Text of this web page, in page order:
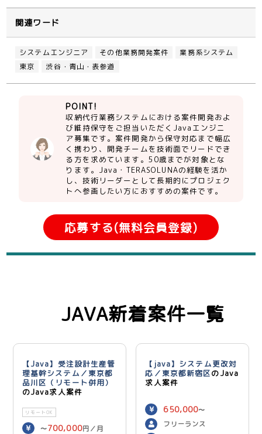
関連ワード
システムエンジニア その他業務開発案件
業務系システム
東京
渋谷・青山・表参道
POINT!
収納代行業務システムにおける案件開発およ
び維持保守をご担当いただくJavaエンジニ
ア募集です。案件開発から保守対応まで幅広
く携わり、開発チームを技術面でリードでき
る方を求めています。50歳までが対象とな
ります。Java・TERASOLUNAの経験を活か
し、技術リーダーとして長期的にプロジェク
トへ参画したい方におすすめの案件です。
応募する(無料会員登録)
JAVA新着案件一覧
【Java】受注設計生産管
理基幹システム／東京都
品川区（リモート併用）
のJava求人案件
リモートOK
〜700,000円／月
【java】システム更改対
応／東京都新宿区のJava
求人案件
650,000〜
750,000 円／月
フリーランス